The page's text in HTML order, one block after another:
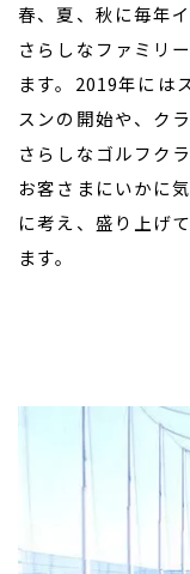
春、夏、秋に毎年
さらしなファミリ
ます。2019年には
スンの開始や、ク
さらしなゴルフク
お客さまにいかに
に考え、盛り上げ
ます。